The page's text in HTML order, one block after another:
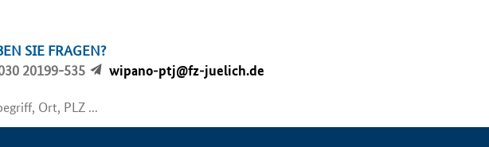
SIE FRAGEN?
20199-535
wipano-ptj@fz-juelich.de